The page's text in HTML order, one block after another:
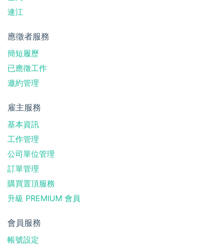
連江
應徵者服務
簡短履歷
已應徵工作
邀約管理
雇主服務
基本資訊
工作管理
公司單位管理
訂單管理
購買置頂服務
升級 PREMIUM 會員
會員服務
帳號設定